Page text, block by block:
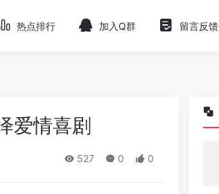
热点排行 加入Q群 留言反馈
爱情喜剧
527 0 0